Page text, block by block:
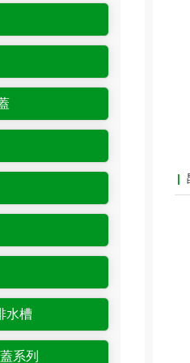
水槽
系列